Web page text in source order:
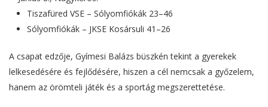
Tiszafüred VSE – Sólyomfiókák 23–46
Sólyomfiókák – JKSE Kosársuli 41–26
A csapat edzője, Gyímesi Balázs büszkén tekint a gyerekek
lelkesedésére és fejlődésére, hiszen a cél nemcsak a győzelem,
hanem az örömteli játék és a sportág megszerettetése.